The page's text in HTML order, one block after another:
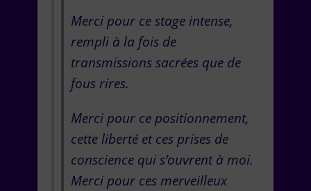
Merci pour ce stage intense,
rempli à la fois de
transmissions sacrées que de
fous rires.
Merci pour ce positionnement,
cette liberté et ces prises de
conscience qui s’ouvrent à moi.
Merci pour ces merveilleux